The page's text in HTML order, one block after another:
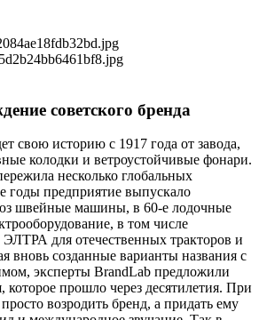
советского бренда
свою историю с 1917 года от завода,
колодки и ветроустойчивые фонари.
несколько глобальных
годы предприятие выпускало
швейные машины, в 60-е лодочные
в том числе
для отечественных тракторов и
вновь созданные варианты названия с
эксперты BrandLab предложили
которое прошло через десятилетия. При
возродить бренд, а придать ему